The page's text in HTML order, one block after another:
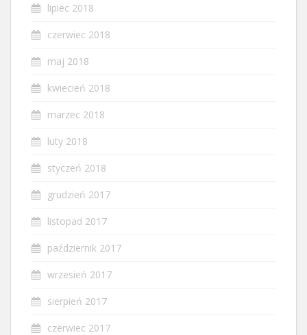
lipiec 2018
czerwiec 2018
maj 2018
kwiecień 2018
marzec 2018
luty 2018
styczeń 2018
grudzień 2017
listopad 2017
październik 2017
wrzesień 2017
sierpień 2017
czerwiec 2017